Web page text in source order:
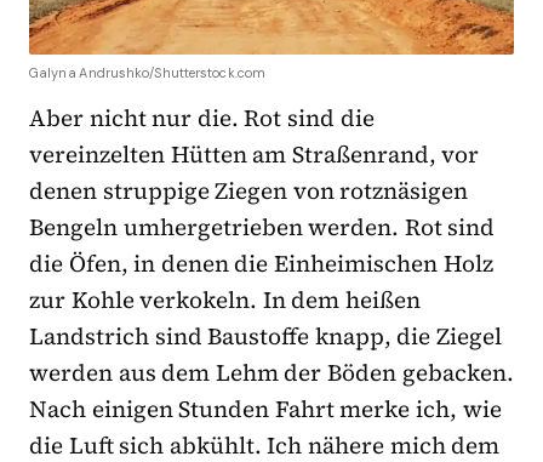
Galyna Andrushko/Shutterstock.com
Aber nicht nur die. Rot sind die
vereinzelten Hütten am Straßenrand, vor
denen struppige Ziegen von rotznäsigen
Bengeln umhergetrieben werden. Rot sind
die Öfen, in denen die Einheimischen Holz
zur Kohle verkokeln. In dem heißen
Landstrich sind Baustoffe knapp, die Ziegel
werden aus dem Lehm der Böden gebacken.
Nach einigen Stunden Fahrt merke ich, wie
die Luft sich abkühlt. Ich nähere mich dem